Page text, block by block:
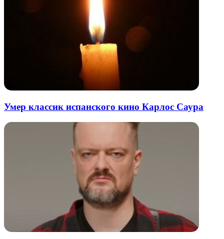
Умер классик испанского кино Карлос Саура